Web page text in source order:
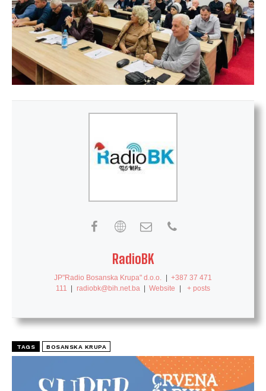
RadioBK
JP"Radio Bosanska Krupa" d.o.o.
+387 37 471
111
radiobk@bih.net.ba Website + posts
TAGS BOSANSKA KRUPA